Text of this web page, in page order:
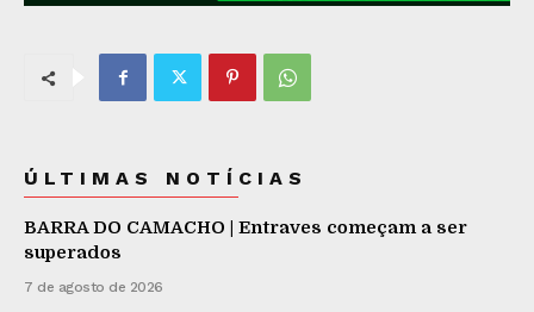
ÚLTIMAS NOTÍCIAS
BARRA DO CAMACHO | Entraves começam a ser
superados
7 de agosto de 2026